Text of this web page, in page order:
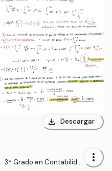
download Descargar
· 3º Grado en Contabilida
more_vert